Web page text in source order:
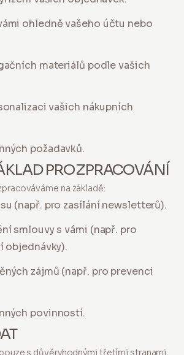
ohledně vašeho účtu nebo
materiálů podle vašich
vašich nákupních
požadavků.
PRO ZPRACOVÁNÍ
na základě:
(např. pro zasílání newsletterů).
smlouvy s vámi (např. pro
objednávky).
zájmů (např. pro prevenci
povinností.
s důvěryhodnými třetími stranami,